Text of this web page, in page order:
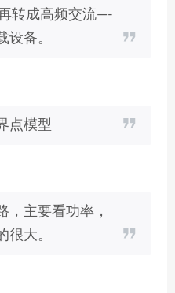
转成高频交流—-
设备。
点模型
，主要看功率，
很大。